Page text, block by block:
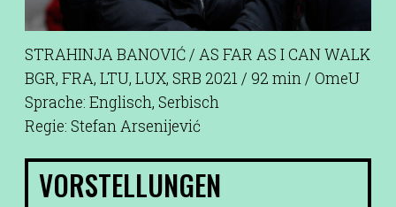
STRAHINJA BANOVIĆ / AS FAR AS I CAN WALK
BGR, FRA, LTU, LUX, SRB 2021 / 92 min / OmeU
Sprache: Englisch, Serbisch
Regie: Stefan Arsenijević
VORSTELLUNGEN